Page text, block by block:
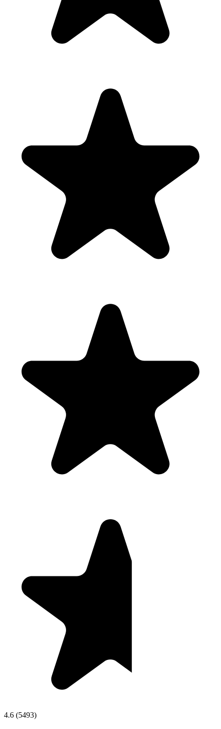
4.6 (5493)